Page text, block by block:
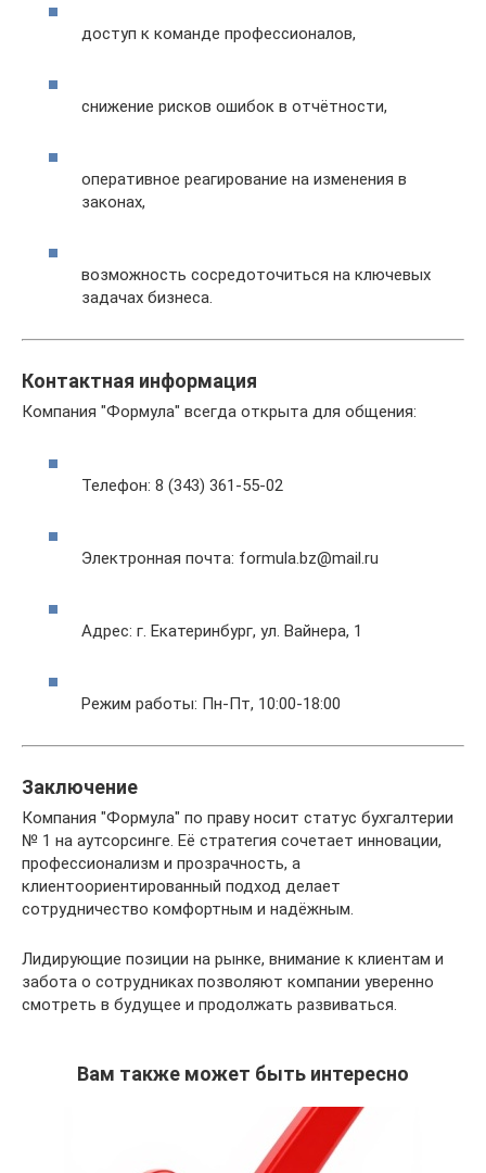
доступ к команде профессионалов,
снижение рисков ошибок в отчётности,
оперативное реагирование на изменения в
законах,
возможность сосредоточиться на ключевых
задачах бизнеса.
Контактная информация
Компания "Формула" всегда открыта для общения:
Телефон: 8 (343) 361-55-02
Электронная почта: formula.bz@mail.ru
Адрес: г. Екатеринбург, ул. Вайнера, 1
Режим работы: Пн-Пт, 10:00-18:00
Заключение
Компания "Формула" по праву носит статус бухгалтерии
№ 1 на аутсорсинге. Её стратегия сочетает инновации,
профессионализм и прозрачность, а
клиентоориентированный подход делает
сотрудничество комфортным и надёжным.
Лидирующие позиции на рынке, внимание к клиентам и
забота о сотрудниках позволяют компании уверенно
смотреть в будущее и продолжать развиваться.
Вам также может быть интересно